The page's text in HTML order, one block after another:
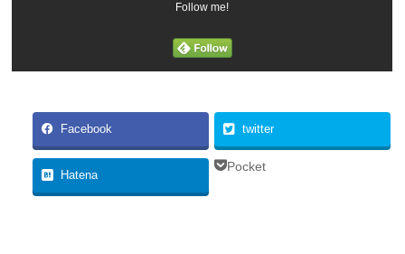
Follow me!
Facebook twitter
Hatena
Pocket